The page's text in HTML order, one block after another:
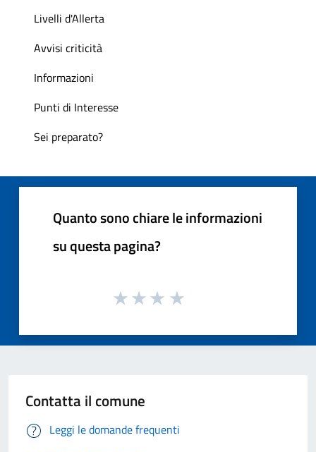
Livelli d'Allerta
Avvisi criticità
Informazioni
Punti di Interesse
Sei preparato?
Quanto sono chiare le informazioni
su questa pagina?
Contatta il comune
Leggi le domande frequenti